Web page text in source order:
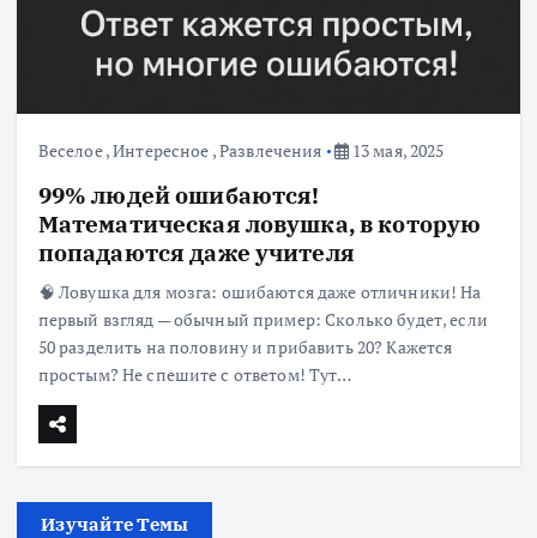
Веселое,Интересное ,Развлечения 13 мая, 2025
99% людей ошибаются!
Математическая ловушка, в которую
попадаются даже учителя
🧠 Ловушка для мозга: ошибаются даже отличники! На
первый взгляд — обычный пример: Сколько будет, если
50 разделить на половину и прибавить 20? Кажется
простым? Не спешите с ответом! Тут…
Изучайте Темы